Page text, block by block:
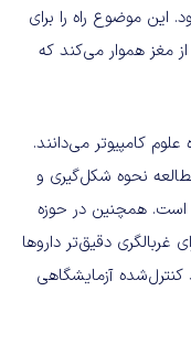
این موضوع راه را برای
مغز هموار می‌کند که
علوم کامپیوتر می‌دانند.
نحوه شکل‌گیری و
همچنین در حوزه
دقیق‌تر داروها
آزمایشگاهی